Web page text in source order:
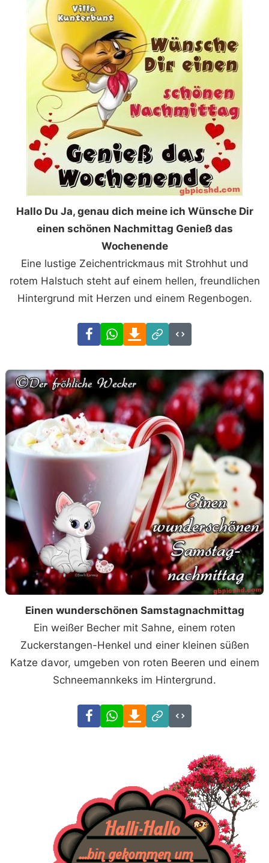
Hallo Du Ja, genau dich meine ich Wünsche Dir
einen schönen Nachmittag Genieß das
Wochenende
Eine lustige Zeichentrickmaus mit Strohhut und
rotem Halstuch steht auf einem hellen, freundlichen
Hintergrund mit Herzen und einem Regenbogen.
FacebookWhatsAppDownload
Link
Code
Einen wunderschönen Samstagnachmittag
Ein weißer Becher mit Sahne, einem roten
Zuckerstangen-Henkel und einer kleinen süßen
Katze davor, umgeben von roten Beeren und einem
Schneemannkeks im Hintergrund.
FacebookWhatsAppDownload
Link
Code